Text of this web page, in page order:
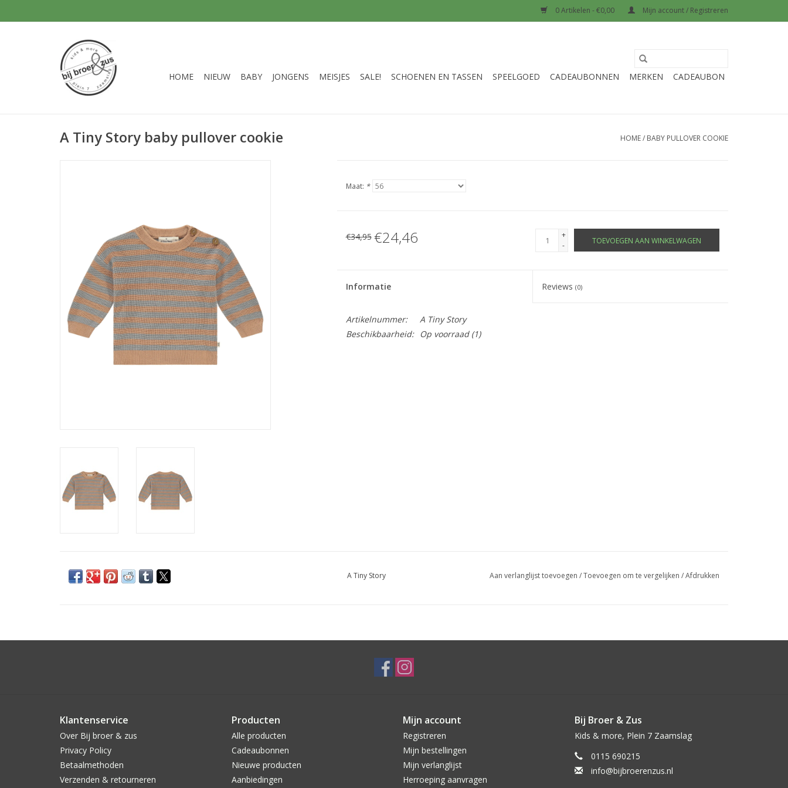
0 Artikelen - €0,00 Mijn account / Registreren
HOME NIEUW BABY JONGENS MEISJES SALE! SCHOENEN EN TASSEN SPEELGOED CADEAUBONNEN MERKEN CADEAUBON
A Tiny Story baby pullover cookie HOME/ BABY PULLOVER COOKIE
Maat: *
€34,95 €24,46
+
-
TOEVOEGEN AAN WINKELWAGEN
Informatie Reviews(0)
Artikelnummer:
A Tiny Story
Beschikbaarheid:
Op voorraad(1)
A Tiny Story Aan verlanglijst toevoegen /Toevoegen om te vergelijken /Afdrukken
Klantenservice
Over Bij broer & zus
Privacy Policy
Betaalmethoden
Verzenden & retourneren
Producten
Alle producten
Cadeaubonnen
Nieuwe producten
Aanbiedingen
Mijn account
Registreren
Mijn bestellingen
Mijn verlanglijst
Herroeping aanvragen
Bij Broer & Zus
Kids & more, Plein 7 Zaamslag
0115 690215
info@bijbroerenzus.nl